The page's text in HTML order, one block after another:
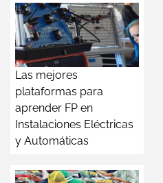
Las mejores
plataformas para
aprender FP en
Instalaciones Eléctricas
y Automáticas